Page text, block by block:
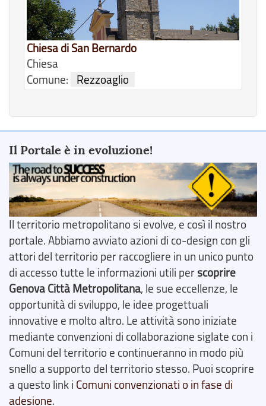
Chiesa di San Bernardo
Chiesa
Comune:
Rezzoaglio
Il Portale è in evoluzione!
Il territorio metropolitano si evolve, e così il nostro
portale. Abbiamo avviato azioni di co-design con gli
attori del territorio per raccogliere in un unico punto
di accesso tutte le informazioni utili perscoprire
Genova Città Metropolitana, le sue eccellenze, le
opportunità di sviluppo, le idee progettuali
innovative e molto altro. Le attività sono iniziate
mediante convenzioni di collaborazione siglate con i
Comuni del territorio e continueranno in modo più
snello a supporto del territorio stesso. Puoi scoprire
a questo link i Comuni convenzionati o in fase di
adesione.